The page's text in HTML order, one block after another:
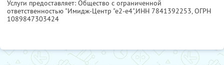
Услуги предоставляет: Общество с ограниченной
ответственностью "Имидж-Центр "е2-е4",ИНН 7841392253, ОГРН
1089847303424